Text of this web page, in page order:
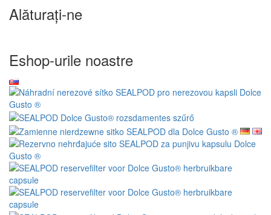
Alăturați-ne
Eshop-urile noastre